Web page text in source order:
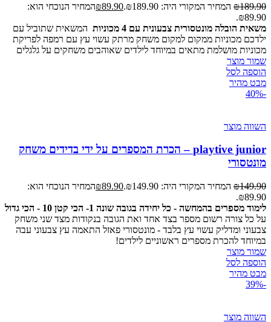
₪189.90 המחיר המקורי היה: ₪189.90. ₪89.90
המחיר הנוכחי הוא:
₪89.90.
משאית הובלה מונטסורית צבעונית עם 4 מכוניות
המשאית שתוביל עם
ילדכם מכוניות ממקום למקום משחק מרתק עשוי עץ עם רמפה לפריקת
מכוניות מושלמת מתאים במיוחד לילדים שאוהבים משחקים על גלגלים
שמור מוצר
הוספה לסל
מבט מהיר
-40%
השווה מוצר
playtive junior – הכרת המספרים על ידי בדידים משחק
מונטסורי
₪149.90 המחיר המקורי היה: ₪149.90. ₪89.90
המחיר הנוכחי הוא:
₪89.90.
לימוד מספרים בהמחשה - כל יחידה בגובה שונה 1- הכי קטן 10 - הכי גדול
על כל צורה רשום מספר בצד אחד ואת הגובה בנקודות מצד שני משחק
צבעוני ומדליק עשוי עץ בלבד - מונטסורי פאזל התאמה עץ צבעוני עבה
במיוחד להכרת מספרים ראשוניים לילדים!
שמור מוצר
הוספה לסל
מבט מהיר
-39%
השווה מוצר